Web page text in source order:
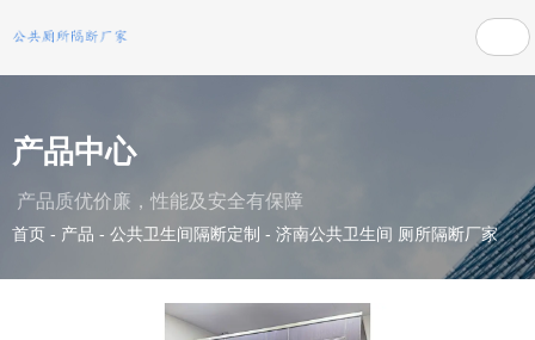
产品中心
产品质优价廉，性能及安全有保障
首页 - 产品 - 公共卫生间隔断定制 - 济南公共卫生间 厕所隔断厂家